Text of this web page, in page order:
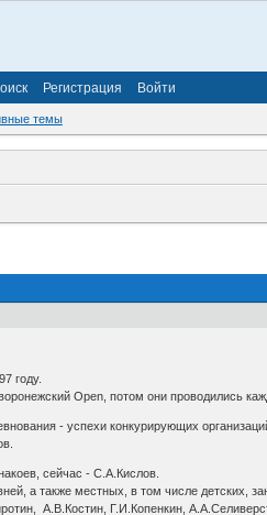
Регистрация Войти
темы
году.
Open, потом они проводились
- успехи конкурирующих
сейчас - С.А.Кислов.
а также местных, в том числе детских,
А.В.Костин, Г.И.Копенкин,